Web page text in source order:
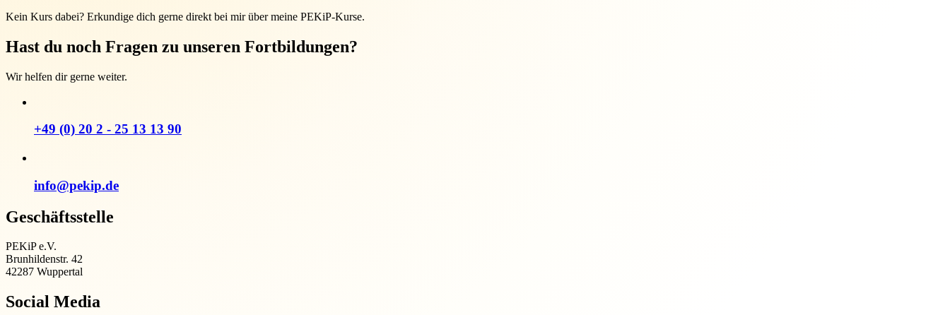
Kein Kurs dabei? Erkundige dich gerne direkt bei mir über meine PEKiP-Kurse.
Hast du noch Fragen zu unseren Fortbildungen?
Wir helfen dir gerne weiter.
+49 (0) 20 2 - 25 13 13 90
info@pekip.de
Geschäftsstelle
PEKiP e.V.
Brunhildenstr. 42
42287 Wuppertal
Social Media